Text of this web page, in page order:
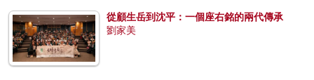
從顧生岳到沈平：一個座右銘的兩代傳承
劉家美